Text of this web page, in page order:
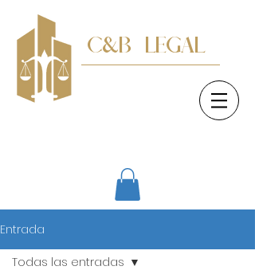
C&B LEGAL
Entrada
Todas las entradas